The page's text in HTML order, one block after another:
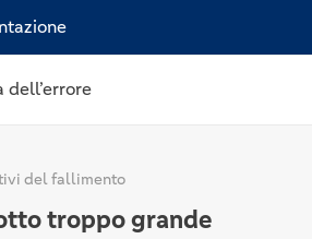
dell’errore
del fallimento
troppo grande